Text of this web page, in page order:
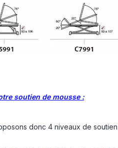
soutien de mousse :
donc 4 niveaux de